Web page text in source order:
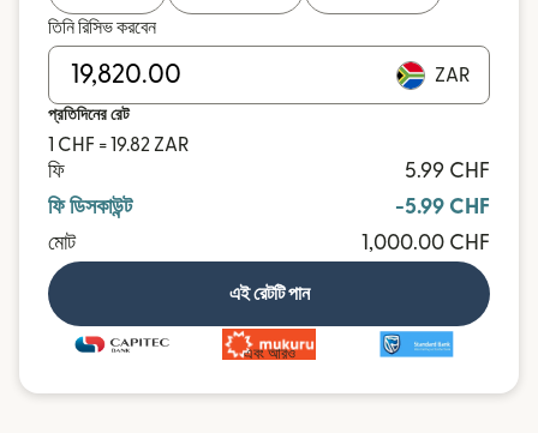
তিনি রিসিভ করবেন
ZAR
প্রতিদিনের রেট
1 CHF = 19.82 ZAR
ফি
5.99 CHF
ফি ডিসকাউন্ট
-5.99 CHF
মোট
1,000.00 CHF
এই রেটটি পান
এবং আরও